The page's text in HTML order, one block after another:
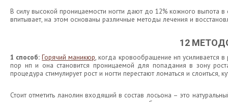
В силу высокой проницаемости ногти дают до 12% кожного выпота
впитывает, на этом основаны различные методы лечения и
12
1 способ: Горячий маникюр , когда кровообращение нп усиливается
пор нп и она становится проницаемой для попадания в зону
процедура стимулирует рост и ногти перестают ломаться и слоиться,
Стоит отметить ланолин входящий в состав лосьона – это